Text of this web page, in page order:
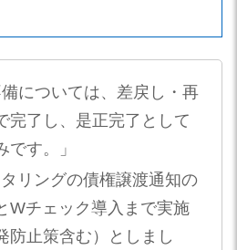
備については、差戻し・再
完了し、是正完了として
す。」
タリングの債権譲渡通知の
Wチェック導入まで実施
防止策含む）としまし